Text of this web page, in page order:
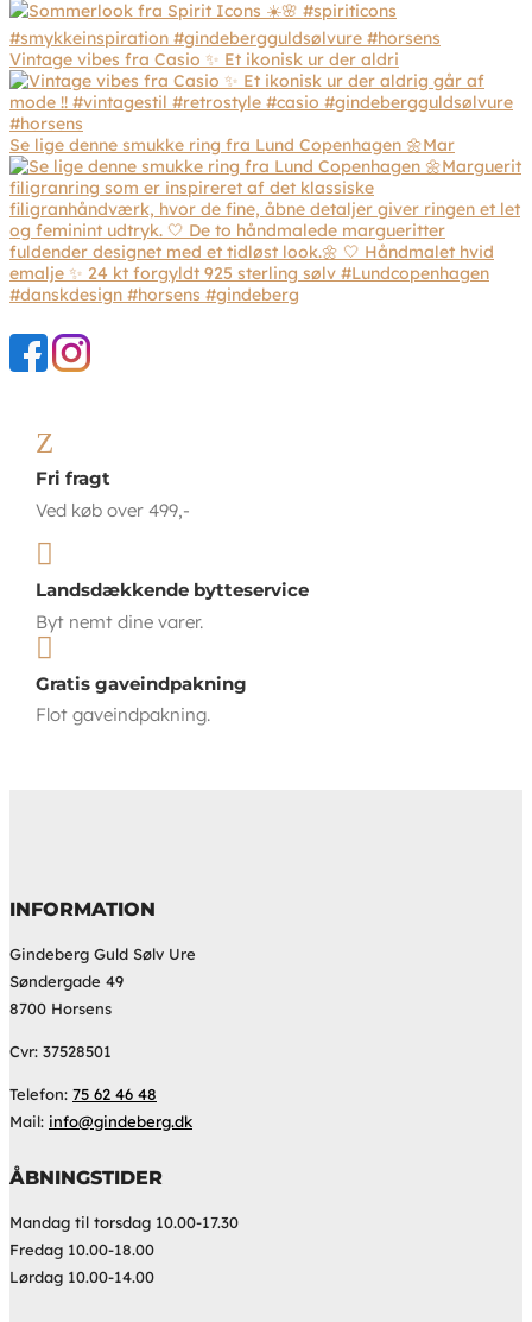
Vintage vibes fra Casio ✨ Et ikonisk ur der aldri
Se lige denne smukke ring fra Lund Copenhagen 🌼Mar
Z
Fri fragt
Ved køb over 499,-

Landsdækkende bytteservice
Byt nemt dine varer.

Gratis gaveindpakning
Flot gaveindpakning.
INFORMATION
Gindeberg Guld Sølv Ure
Søndergade 49
8700 Horsens
Cvr: 37528501
Telefon: 75 62 46 48
Mail: info@gindeberg.dk
ÅBNINGSTIDER
Mandag til torsdag 10.00-17.30
Fredag 10.00-18.00
Lørdag 10.00-14.00